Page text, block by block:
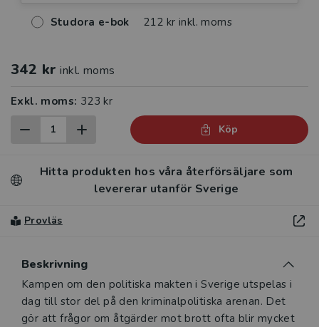
Studora e-bok 212 kr inkl. moms
342 kr inkl. moms
Exkl. moms: 323 kr
Köp
Hitta produkten hos våra återförsäljare som
levererar utanför Sverige
Provläs
Beskrivning
Beskrivning
Kampen om den politiska makten i Sverige utspelas i
dag till stor del på den kriminalpolitiska arenan. Det
gör att frågor om åtgärder mot brott ofta blir mycket